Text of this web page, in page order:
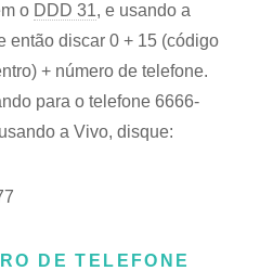
o DDD 31, e usando a
então discar 0 + 15 (código
+ número de telefone.
para o telefone 6666-
a Vivo, disque:
DE TELEFONE